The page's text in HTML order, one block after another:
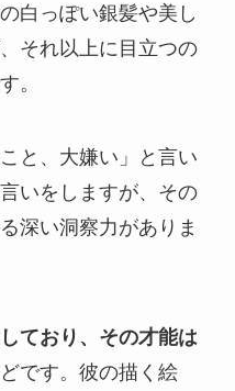
白っぽい銀髪や美し
それ以上に目立つの
。
と、大嫌い」と言い
いをしますが、その
深い洞察力がありま
ており、その才能は
です。彼の描く絵